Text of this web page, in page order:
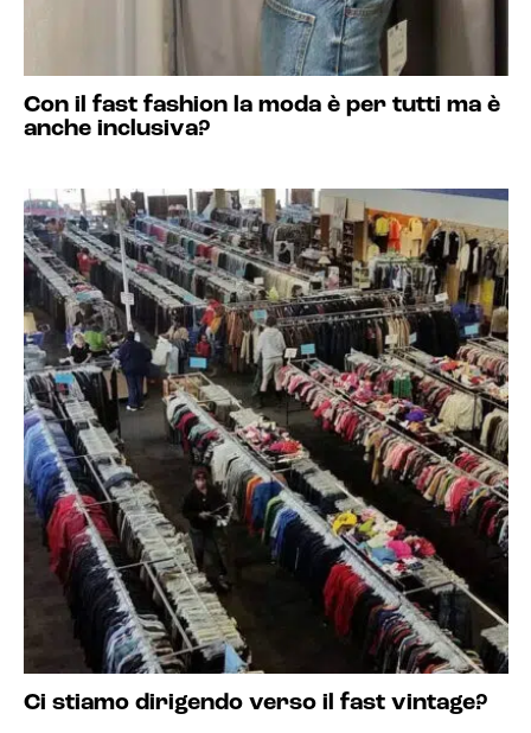
Con il fast fashion la moda è per tutti ma è
anche inclusiva?
Ci stiamo dirigendo verso il fast vintage?